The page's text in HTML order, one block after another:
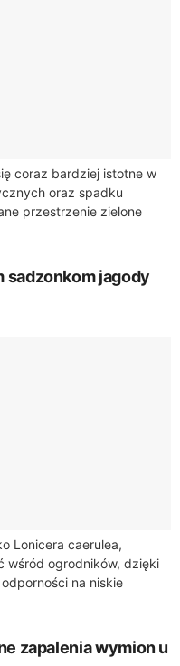
coraz bardziej istotne w
oraz spadku
przestrzenie zielone
sadzonkom jagody
Lonicera caerulea,
wśród ogrodników, dzięki
na niskie
zapalenia wymion u